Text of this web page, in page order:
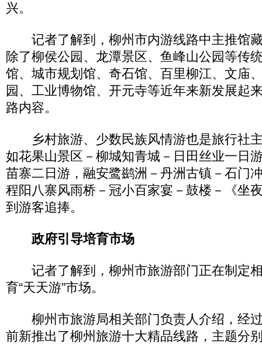
兴。
记者了解到，柳州市内游线路中主推馆
除了柳侯公园、龙潭景区、鱼峰山公园等传
馆、城市规划馆、奇石馆、百里柳江、文庙
园、工业博物馆、开元寺等近年来新发展起
路内容。
乡村旅游、少数民族风情游也是旅行社主
如花果山景区－柳城知青城－日田丝业一日
苗寨二日游，融安鹭鹚洲－丹洲古镇－石门
程阳八寨风雨桥－冠小百家宴－鼓楼－《坐
到游客追捧。
政府引导培育市场
记者了解到，柳州市旅游部门正在制定
育“天天游”市场。
柳州市旅游局相关部门负责人介绍，经
前新推出了柳州旅游十大精品线路，主题分